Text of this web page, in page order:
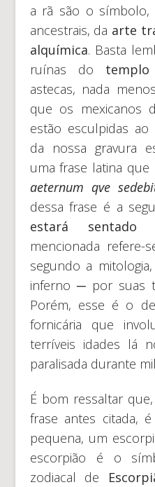
a rã são o símbolo,
ancestrais, da arte
alquímica. Basta
ruínas do
astecas, nada
que os mexicanos
estão esculpidas
da nossa gravura
uma frase latina
aeternum qve
dessa frase é a
estará sentado
mencionada refere-
segundo a
inferno ─ por suas
Porém, esse é o
fornicária que
terríveis idades lá
paralisada durante
É bom ressaltar
frase antes citada,
pequena, um
escorpião é o
zodiacal de